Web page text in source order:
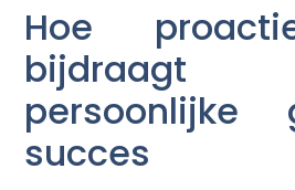
Hoe
succes